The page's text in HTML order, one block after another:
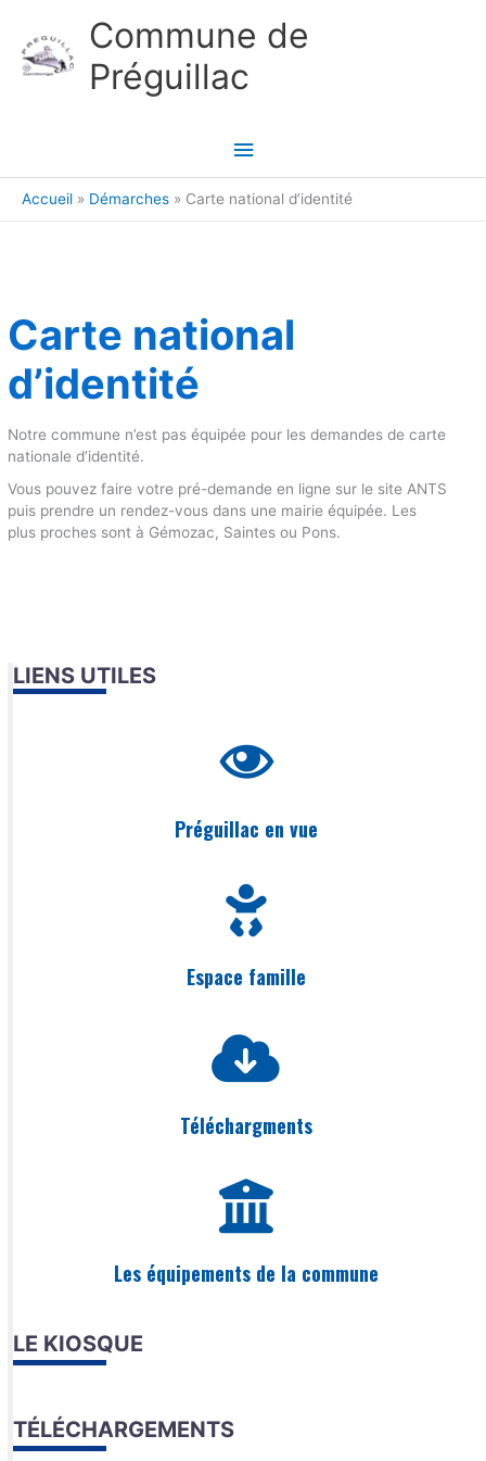
Commune de
Préguillac
Menu
principal
Accueil Démarches Carte national d’identité
Carte national
d’identité
Notre commune n’est pas équipée pour les demandes de carte
nationale d’identité.
Vous pouvez faire votre pré-demande en ligne sur le site ANTS
puis prendre un rendez-vous dans une mairie équipée. Les
plus proches sont à Gémozac, Saintes ou Pons.
LIENS UTILES
Préguillac en vue
Espace famille
Téléchargments
Les équipements de la commune
LE KIOSQUE
TÉLÉCHARGEMENTS